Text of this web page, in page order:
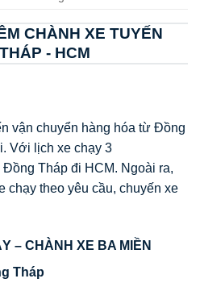
CHÀNH XE TUYẾN
- HCM
vận chuyển hàng hóa từ Đồng
Với lịch xe chạy 3
Tháp đi HCM. Ngoài ra,
chạy theo yêu cầu, chuyến xe
– CHÀNH XE BA MIỀN
Tháp